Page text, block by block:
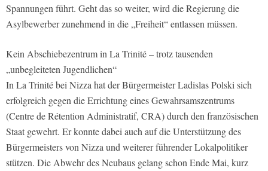
Spannungen führt. Geht das so weiter, wird die Regierung die
Asylbewerber zunehmend in die „Freiheit“ entlassen müssen.
Kein Abschiebezentrum in La Trinité – trotz tausenden
„unbegleiteten Jugendlichen“
In La Trinité bei Nizza hat der Bürgermeister Ladislas Polski sich
erfolgreich gegen die Errichtung eines Gewahrsamszentrums
(Centre de Rétention Administratif, CRA) durch den französischen
Staat gewehrt. Er konnte dabei auch auf die Unterstützung des
Bürgermeisters von Nizza und weiterer führender Lokalpolitiker
stützen. Die Abwehr des Neubaus gelang schon Ende Mai, kurz